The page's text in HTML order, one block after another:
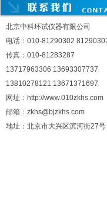
北京中科环试仪器有限公司
电话：010-81290302
传真：010-81283287
13717963306 13693307737
13810278121 13671371697
网址：http://www.010zkhs.com
邮箱：zkhs@bjzkhs.com
地址：北京市大兴区滨河街27号